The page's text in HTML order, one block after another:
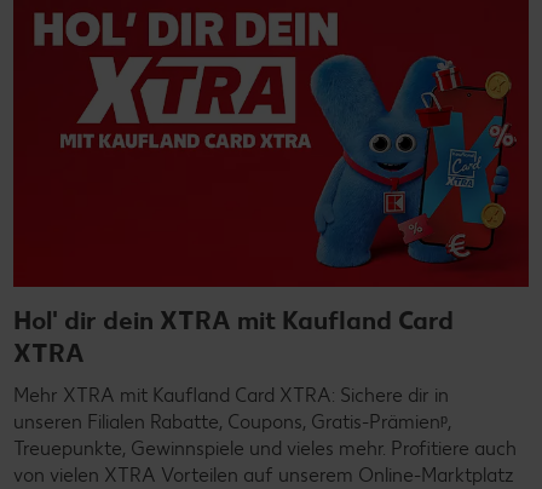
Hol' dir dein XTRA mit Kaufland Card
XTRA
Mehr XTRA mit Kaufland Card XTRA: Sichere dir in
unseren Filialen Rabatte, Coupons, Gratis-Prämienᵖ,
Treuepunkte, Gewinnspiele und vieles mehr. Profitiere auch
von vielen XTRA Vorteilen auf unserem Online-Marktplatz